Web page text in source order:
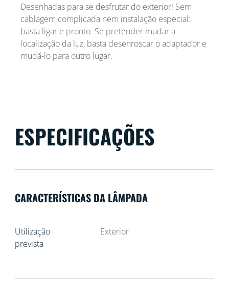
Desenhadas para se desfrutar do exterior! Sem
cablagem complicada nem instalação especial:
basta ligar e pronto. Se pretender mudar a
localização da luz, basta desenroscar o adaptador e
mudá-lo para outro lugar.
ESPECIFICAÇÕES
CARACTERÍSTICAS DA LÂMPADA
Utilização
prevista
Exterior